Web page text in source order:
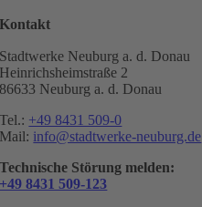
Kontakt
Stadtwerke Neuburg a. d. Donau
Heinrichsheimstraße 2
86633 Neuburg a. d. Donau
Tel.: +49 8431 509-0
Mail: info@stadtwerke-neuburg.de
Technische Störung melden:
+49 8431 509-123